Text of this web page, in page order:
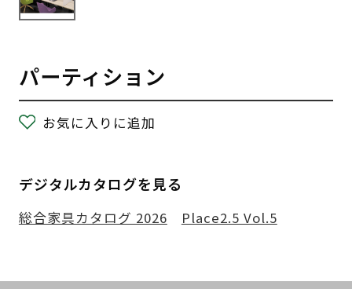
パーティション
お気に入りに追加
デジタルカタログを見る
総合家具カタログ 2026 Place2.5 Vol.5